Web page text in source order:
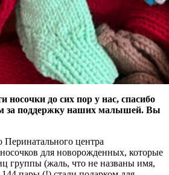
носочки до сих пор у нас, спасибо
за поддержку наших малышей. Вы
Перинатального центра
для новорожденных, которые
группы (жаль, что не названы имя,